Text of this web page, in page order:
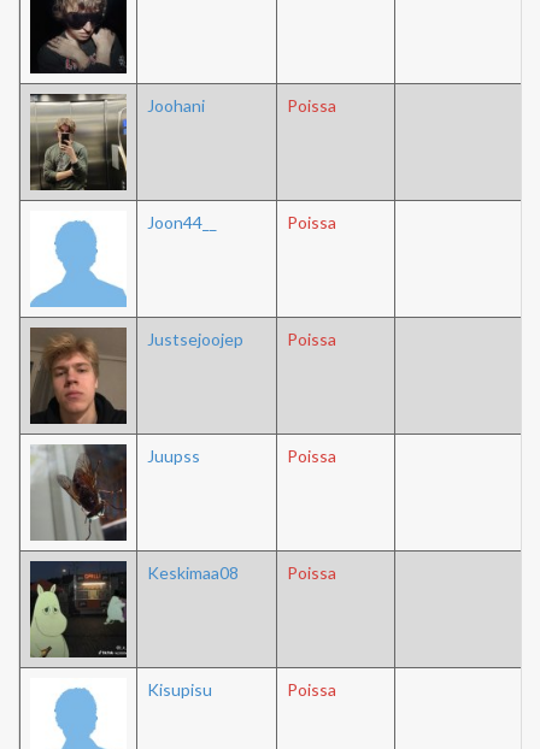
Joohani Poissa
Joon44__ Poissa
Justsejoojep Poissa
Juupss Poissa
Keskimaa08 Poissa
Kisupisu Poissa